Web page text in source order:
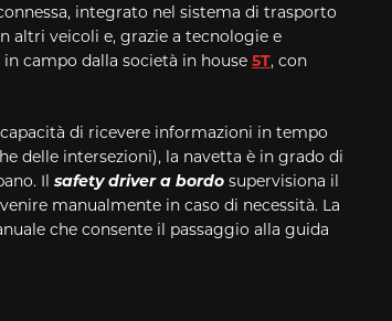
integrato nel sistema di trasporto
altri veicoli e, grazie a tecnologie e
campo dalla società in house 5T, con
di ricevere informazioni in tempo
delle intersezioni), la navetta è in grado di
Il safety driver a bordo supervisiona il
manualmente in caso di necessità. La
che consente il passaggio alla guida